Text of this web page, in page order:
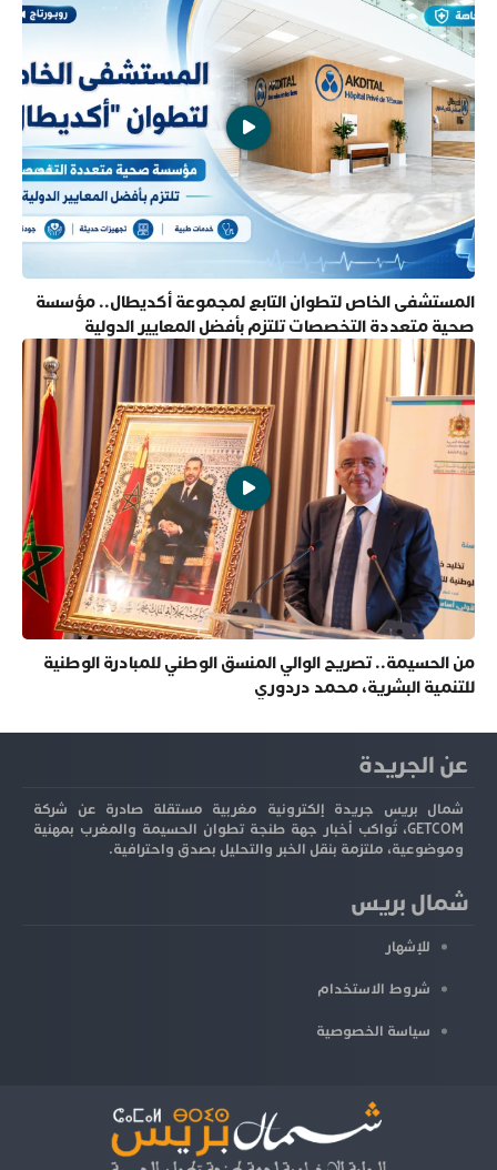
المستشفى الخاص لتطوان التابع لمجموعة أكديطال.. مؤسسة
صحية متعددة التخصصات تلتزم بأفضل المعايير الدولية
من الحسيمة.. تصريح الوالي المنسق الوطني للمبادرة الوطنية
للتنمية البشرية، محمد دردوري
عن الجريدة
شمال بريس جريدة إلكترونية مغربية مستقلة صادرة عن شركة
GETCOM، تُواكب أخبار جهة طنجة تطوان الحسيمة والمغرب بمهنية
وموضوعية، ملتزمة بنقل الخبر والتحليل بصدق واحترافية.
شمال بريس
للإشهار
شروط الاستخدام
سياسة الخصوصية